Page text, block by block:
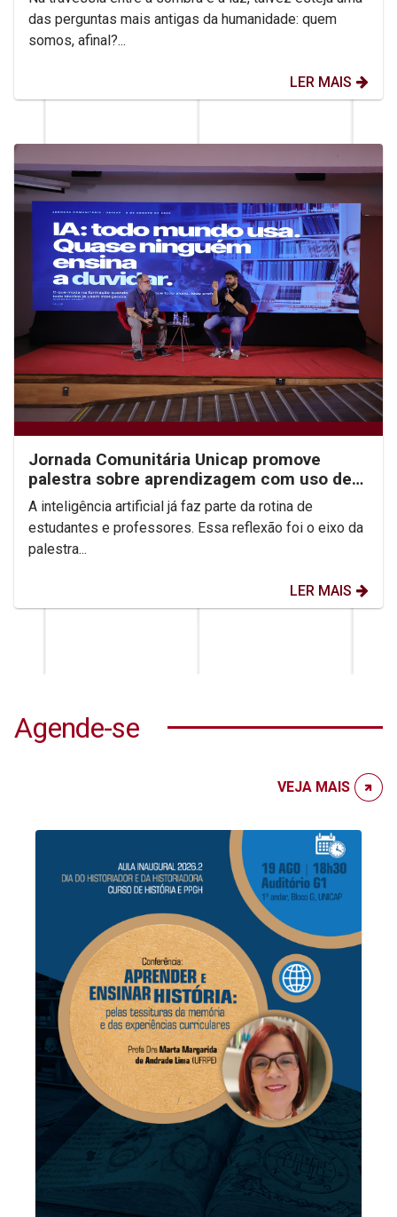
das perguntas mais antigas da humanidade: quem
somos, afinal?...
LER MAIS
Jornada Comunitária Unicap promove
palestra sobre aprendizagem com uso de
IA
A inteligência artificial já faz parte da rotina de
estudantes e professores. Essa reflexão foi o eixo da
palestra...
LER MAIS
Agende-se
VEJA MAIS